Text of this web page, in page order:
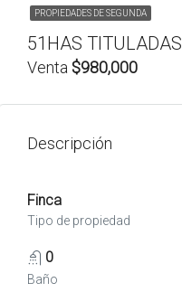
PROPIEDADES DE SEGUNDA
51HAS TITULADAS
Venta $980,000
Descripción
Finca
Tipo de propiedad
0
Baño